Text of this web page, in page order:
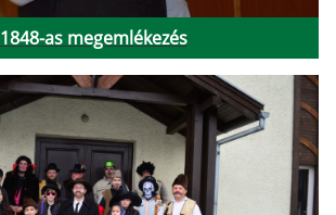
1848-as megemlékezés